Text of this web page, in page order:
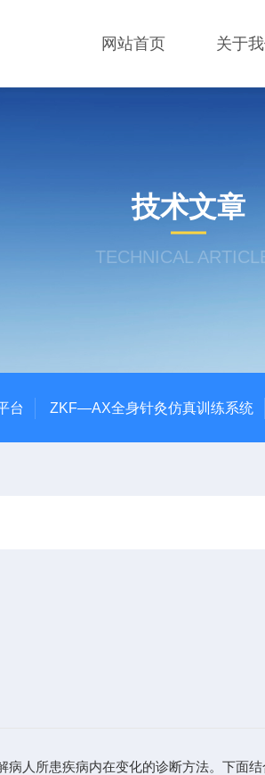
网站首页 关于
技术文章
TECHNICAL
台 ZKF—AX全身针灸仿真训练系统
人所患疾病内在变化的诊断方法。下面